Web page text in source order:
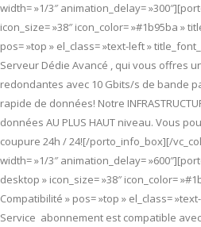
width= »1/3″ animation_delay=
icon_size= »38″ icon_color= »#1b95ba »
pos= »top » el_class= »text-left »
Serveur Dédie Avancé , qui vous offres
redondantes avec 10 Gbits/s de bande
rapide de données! Notre
données AU PLUS HAUT niveau. Vous
coupure 24h / 24![/porto_info_box][/
width= »1/3″ animation_delay=
desktop » icon_size= »38″ icon_color=
Compatibilité » pos= »top » el_class=
Service abonnement est compatible